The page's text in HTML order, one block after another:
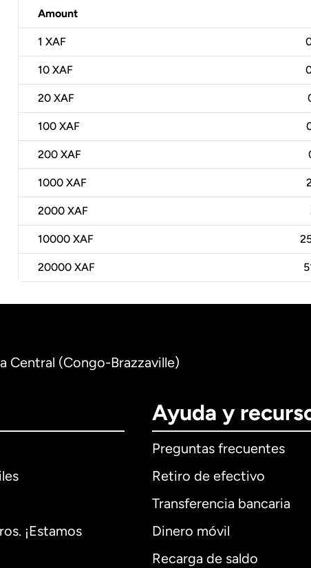
Amount
1 XAF
10 XAF
20 XAF
100 XAF
200 XAF
1000 XAF
2000 XAF
10000 XAF
20000 XAF
Central (Congo-Brazzaville)
¡Estamos
Ayuda y
Preguntas frecuentes
Retiro de efectivo
Transferencia bancaria
Dinero móvil
Recarga de saldo